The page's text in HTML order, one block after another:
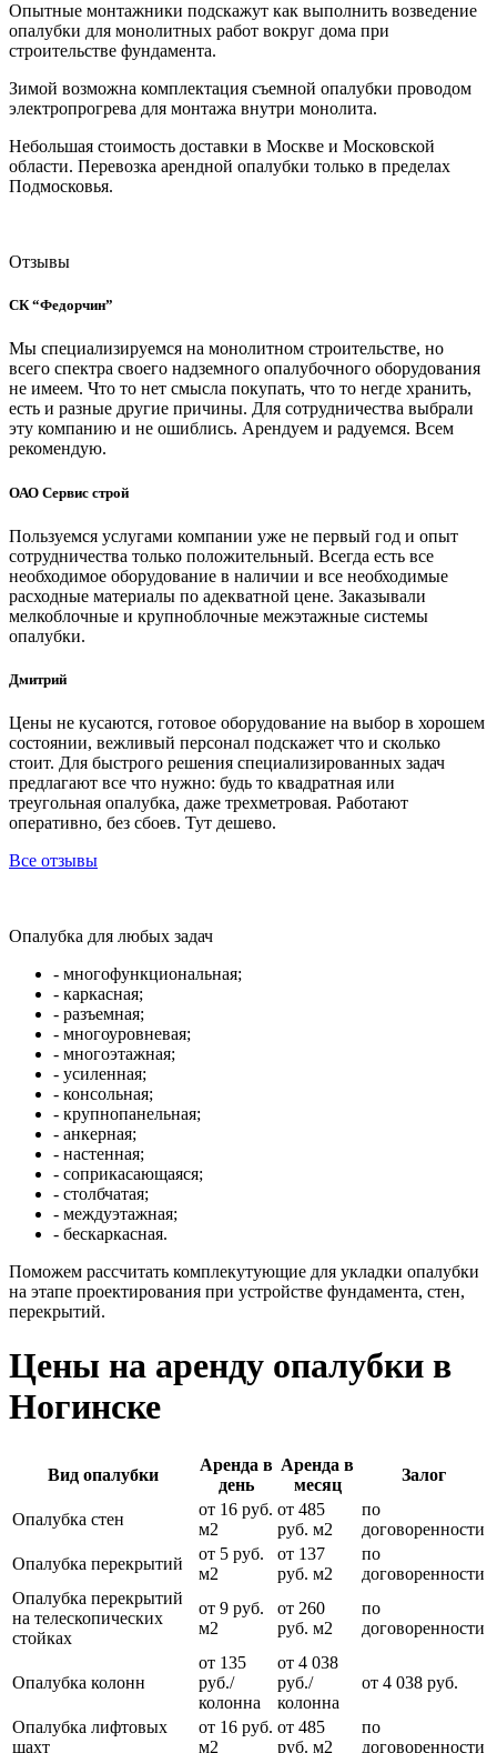
Опытные монтажники подскажут как выполнить возведение
опалубки для монолитных работ вокруг дома при
строительстве фундамента.
Зимой возможна комплектация съемной опалубки проводом
электропрогрева для монтажа внутри монолита.
Небольшая стоимость доставки в Москве и Московской
области. Перевозка арендной опалубки только в пределах
Подмосковья.
Отзывы
СК “Федорчин”
Мы специализируемся на монолитном строительстве, но
всего спектра своего надземного опалубочного оборудования
не имеем. Что то нет смысла покупать, что то негде хранить,
есть и разные другие причины. Для сотрудничества выбрали
эту компанию и не ошиблись. Арендуем и радуемся. Всем
рекомендую.
ОАО Сервис строй
Пользуемся услугами компании уже не первый год и опыт
сотрудничества только положительный. Всегда есть все
необходимое оборудование в наличии и все необходимые
расходные материалы по адекватной цене. Заказывали
мелкоблочные и крупноблочные межэтажные системы
опалубки.
Дмитрий
Цены не кусаются, готовое оборудование на выбор в хорошем
состоянии, вежливый персонал подскажет что и сколько
стоит. Для быстрого решения специализированных задач
предлагают все что нужно: будь то квадратная или
треугольная опалубка, даже трехметровая. Работают
оперативно, без сбоев. Тут дешево.
Все отзывы
Опалубка для любых задач
- многофункциональная;
- каркасная;
- разъемная;
- многоуровневая;
- многоэтажная;
- усиленная;
- консольная;
- крупнопанельная;
- анкерная;
- настенная;
- соприкасающаяся;
- столбчатая;
- междуэтажная;
- бескаркасная.
Поможем рассчитать комплекутующие для укладки опалубки
на этапе проектирования при устройстве фундамента, стен,
перекрытий.
Цены на аренду опалубки в
Ногинске
Вид опалубки
Аренда в
день
Аренда в
месяц
Залог
Опалубка стен
от 16 руб.
м2
от 485
руб. м2
по
договоренности
Опалубка перекрытий
от 5 руб.
м2
от 137
руб. м2
по
договоренности
Опалубка перекрытий
на телескопических
стойках
от 9 руб.
м2
от 260
руб. м2
по
договоренности
Опалубка колонн
от 135
руб./
колонна
от 4 038
руб./
колонна
от 4 038 руб.
Опалубка лифтовых
шахт
от 16 руб.
м2
от 485
руб. м2
по
договоренности